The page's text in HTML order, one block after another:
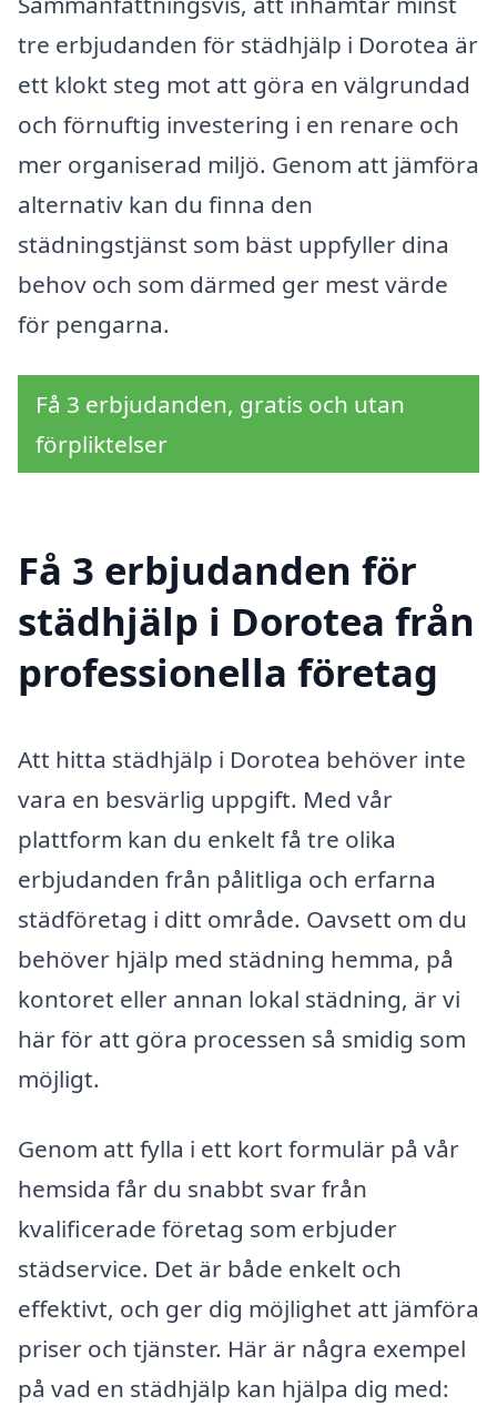
tre erbjudanden för städhjälp i Dorotea är
ett klokt steg mot att göra en välgrundad
och förnuftig investering i en renare och
mer organiserad miljö. Genom att jämföra
alternativ kan du finna den
städningstjänst som bäst uppfyller dina
behov och som därmed ger mest värde
för pengarna.
Få 3 erbjudanden, gratis och utan
förpliktelser
Få 3 erbjudanden för
städhjälp i Dorotea från
professionella företag
Att hitta städhjälp i Dorotea behöver inte
vara en besvärlig uppgift. Med vår
plattform kan du enkelt få tre olika
erbjudanden från pålitliga och erfarna
städföretag i ditt område. Oavsett om du
behöver hjälp med städning hemma, på
kontoret eller annan lokal städning, är vi
här för att göra processen så smidig som
möjligt.
Genom att fylla i ett kort formulär på vår
hemsida får du snabbt svar från
kvalificerade företag som erbjuder
städservice. Det är både enkelt och
effektivt, och ger dig möjlighet att jämföra
priser och tjänster. Här är några exempel
på vad en städhjälp kan hjälpa dig med: